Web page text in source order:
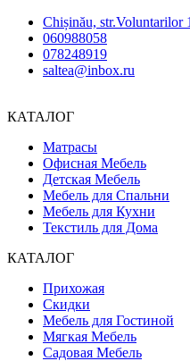
Chișinău, str.Voluntarilor
060988058
078248919
saltea@inbox.ru
КАТАЛОГ
Матрасы
Офисная Мебель
Детская Мебель
Мебель для Спальни
Мебель для Кухни
Текстиль для Дома
КАТАЛОГ
Прихожая
Скидки
Мебель для Гостиной
Мягкая Мебель
Садовая Мебель